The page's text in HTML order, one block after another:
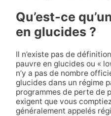
Qu’est-ce
en glucides ?
Il n’existe pas de
pauvre en glucides ou «
n’y a pas de nombre
glucides dans un régime
programmes de perte de
exigent que vous
généralement appelés